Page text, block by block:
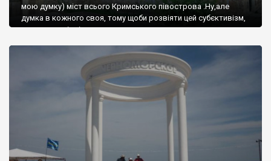
мою думку) міст всього Кримського півострова .Ну,але
думка в кожного своя, тому щоби розвіяти цей субєктивізм,
запрошую відвідати це